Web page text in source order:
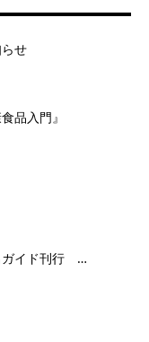
せ
品入門』
ガイド刊行 …